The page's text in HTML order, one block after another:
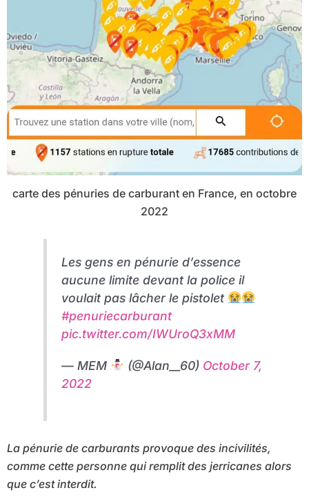
carte des pénuries de carburant en France, en octobre
2022
Les gens en pénurie d’essence
aucune limite devant la police il
voulait pas lâcher le pistolet
#penuriecarburant
pic.twitter.com/IWUroQ3xMM
— MEM (@Alan__60) October 7,
2022
La pénurie de carburants provoque des incivilités,
comme cette personne qui remplit des jerricanes alors
que c’est interdit.